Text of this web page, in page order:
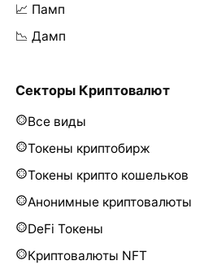
📈 Памп
📉 Дамп
Секторы Криптовалют
Все виды
Токены криптобирж
Токены крипто кошельков
Анонимные криптовалюты
DeFi Токены
Криптовалюты NFT